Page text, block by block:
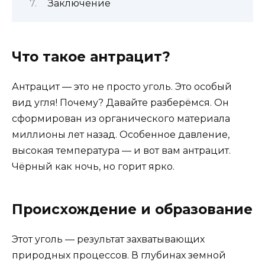
Заключение
Что такое антрацит?
Антрацит — это не просто уголь. Это особый
вид угля! Почему? Давайте разберёмся. Он
сформирован из органического материала
миллионы лет назад. Особенное давление,
высокая температура — и вот вам антрацит.
Чёрный как ночь, но горит ярко.
Происхождение и образование
Этот уголь — результат захватывающих
природных процессов. В глубинах земной